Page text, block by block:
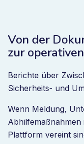
Von der
zur
Berichte über
Sicherheits- und
Wenn Meldung,
Plattform vereint